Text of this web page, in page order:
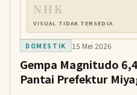
NHK
VISUAL TIDAK TERSEDIA
DOMESTIK 15 Mei 2026
Gempa Magnitudo
Pantai Prefektur